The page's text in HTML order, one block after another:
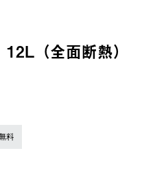
（全面断熱）
料